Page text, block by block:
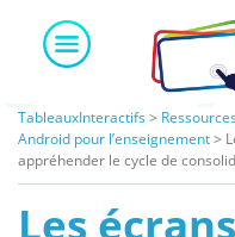
content
TableauxInteractifs >
Android pour l’enseignement>
appréhender le cycle de
Les écrans